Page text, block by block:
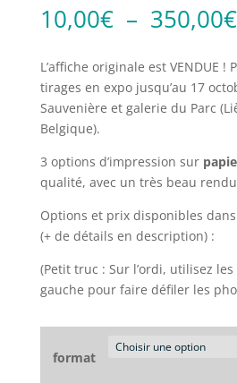
10,00€ – 350,00€
L’affiche originale est VENDUE !
tirages en expo jusqu’au 17
Sauvenière et galerie du Parc
Belgique).
3 options d’impression sur
qualité, avec un très beau
Options et prix disponibles
(+ de détails en description) :
(Petit truc : Sur l’ordi, utilisez
gauche pour faire défiler les
format